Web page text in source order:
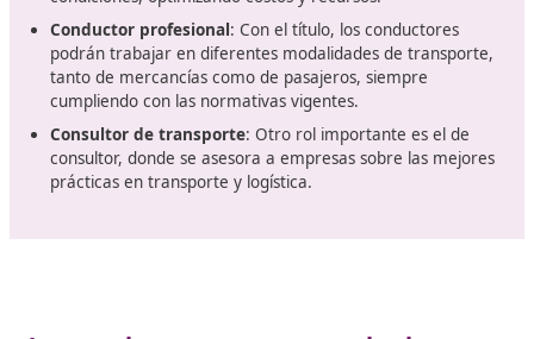
Soporte postexamen: buen material para recursos
dudas administrativas (por ejemplo, cómo solicitar la
licencia comunitaria si vas a operar
con ligeros). Transportes